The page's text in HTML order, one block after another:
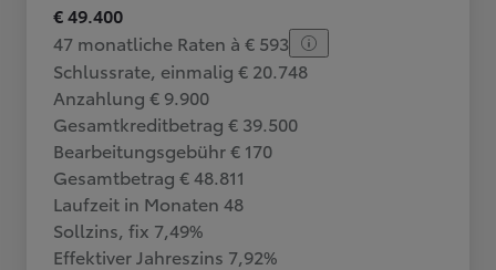
€ 49.400
47 monatliche Raten à € 593
Schlussrate, einmalig € 20.748
Anzahlung € 9.900
Gesamtkreditbetrag € 39.500
Bearbeitungsgebühr € 170
Gesamtbetrag € 48.811
Laufzeit in Monaten 48
Sollzins, fix 7,49%
Effektiver Jahreszins 7,92%